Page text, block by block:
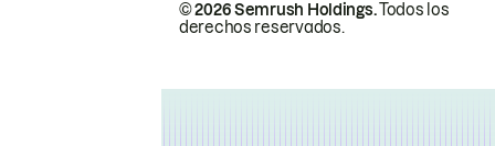
© 2026 Semrush Holdings.Todos los
derechos reservados.